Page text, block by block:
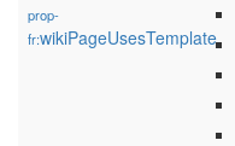
prop-
fr:wikiPageUsesTemplate